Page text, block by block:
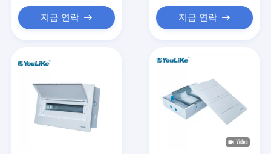
회사 소개
공장 견학
지금 연락 지금 연락